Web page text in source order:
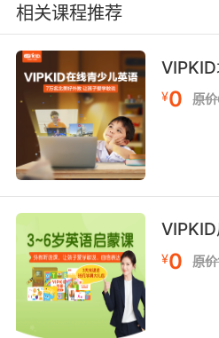
起唱跳；或找出曾让他着
的语调再读一遍。目的是
趣”的积极感受。当孩子眼
救的基石才算真正铺就。
路 重建需要耐心与策略，
第一步：精准诊断，找出
认为“英语不好”，不如
所在：是26个字母的发音
词汇记不牢？还是简单对
本，从第一单元开始温和
读，观察哪里卡顿；听写
写。将发现的具体问题记
决的“目标清单”。请务必
让他感受到我们是在共同
相关课程推荐
¥0 原
¥0 原